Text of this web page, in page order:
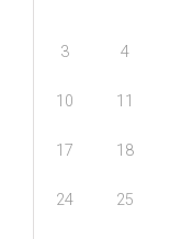
3 4
10 11
17 18
24 25